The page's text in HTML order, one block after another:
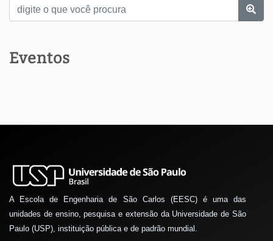
Eventos
A Escola de Engenharia de São Carlos (EESC) é uma das
unidades de ensino, pesquisa e extensão da Universidade de São
Paulo (USP), instituição pública e de padrão mundial.